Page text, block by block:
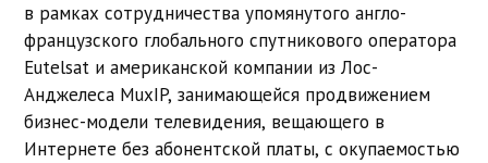
в рамках сотрудничества упомянутого англо-
французского глобального спутникового оператора
Eutelsat и американской компании из Лос-
Анджелеса MuxIP, занимающейся продвижением
бизнес-модели телевидения, вещающего в
Интернете без абонентской платы, с окупаемостью